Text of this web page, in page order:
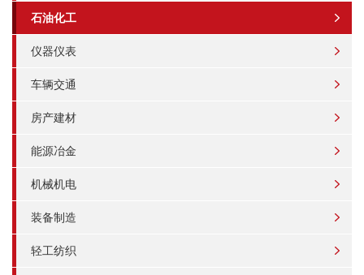
石油化工
仪器仪表
车辆交通
房产建材
能源冶金
机械机电
装备制造
轻工纺织